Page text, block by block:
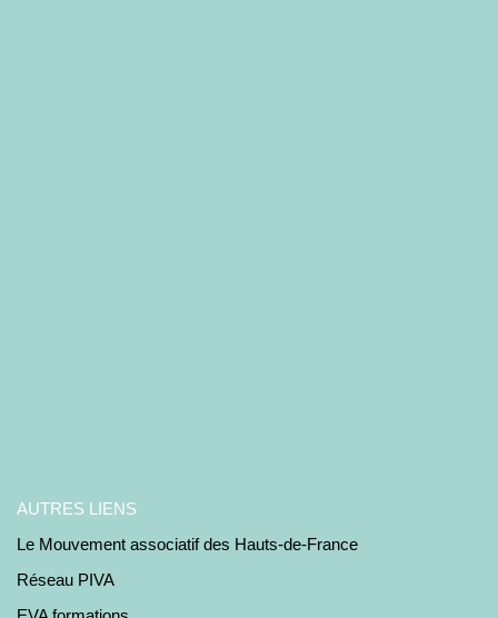
AUTRES LIENS
Le Mouvement associatif des Hauts-de-France
Réseau PIVA